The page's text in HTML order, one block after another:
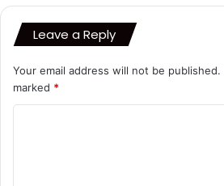
Leave a Reply
Your email address will not be published.
marked *